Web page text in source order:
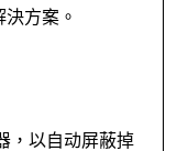
決方案。
，以自动屏蔽掉